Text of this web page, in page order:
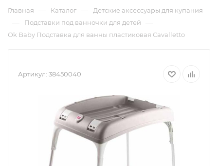
Главная — Каталог — Детские аксессуары для купания
— Подставки под ванночки для детей —
Ok Baby Подставка для ванны пластиковая Cavalletto
Артикул: 38450040